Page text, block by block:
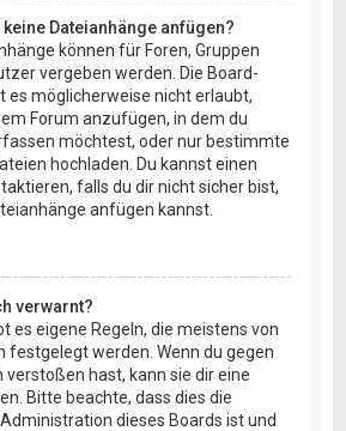
Dateianhänge anfügen?
können für Foren, Gruppen
vergeben werden. Die Board-
es möglicherweise nicht erlaubt,
Forum anzufügen, in dem du
möchtest, oder nur bestimmte
hochladen. Du kannst einen
falls du dir nicht sicher bist,
anfügen kannst.
verwarnt?
es eigene Regeln, die meistens von
festgelegt werden. Wenn du gegen
verstoßen hast, kann sie dir eine
Bitte beachte, dass dies die
dieses Boards ist und